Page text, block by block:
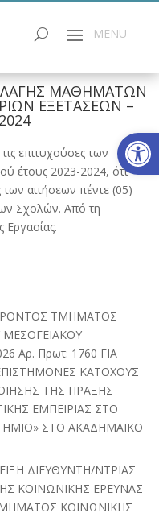
ΜΑΘΗΜΑΤΩΝ
ΕΞΕΤΑΣΕΩΝ –
επιτυχούσες των
έτους 2023-2024, ότι
αιτήσεων πέντε (05)
Σχολών. Από τη
Εργασίας.
ΤΜΗΜΑΤΟΣ
ΜΕΣΟΓΕΙΑΚΟΥ
Αρ. Πρωτ: 1760 ΓΙΑ
ΚΑΤΟΧΟΥΣ
ΤΗΣ ΠΡΑΞΗΣ
ΕΜΠΕΙΡΙΑΣ ΣΤΟ
ΣΤΟ ΑΚΑΔΗΜΑΪΚΟ
ΔΙΕΥΘΥΝΤΗ/ΝΤΡΙΑΣ
ΚΟΙΝΩΝΙΚΗΣ ΕΡΕΥΝΑΣ
ΚΟΙΝΩΝΙΚΗΣ